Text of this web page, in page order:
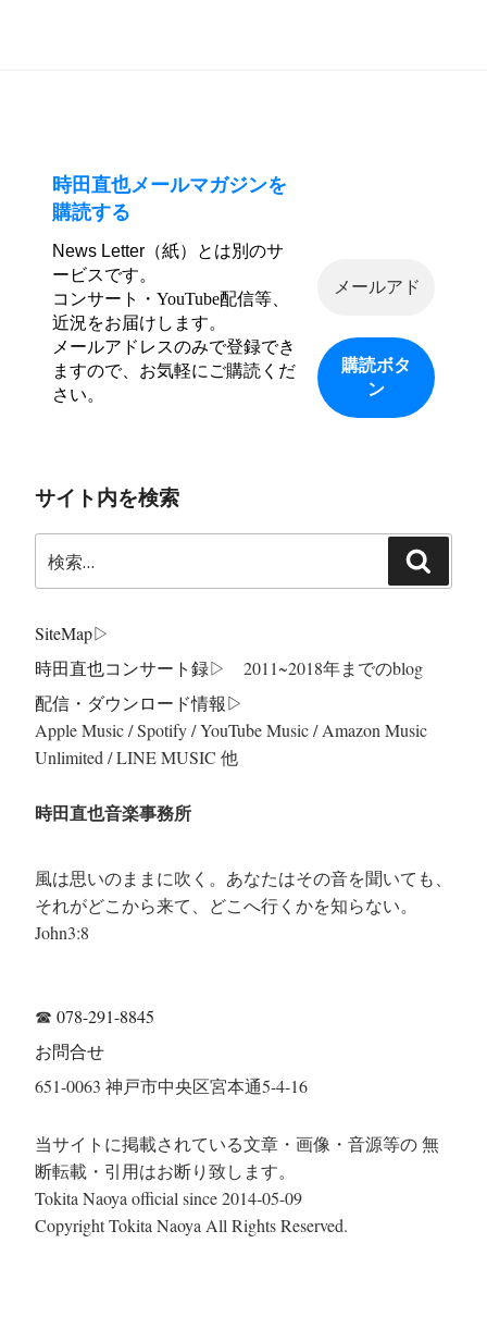
時田直也メールマガジンを
購読する
News Letter（紙）とは別のサ
ービスです。
コンサート・YouTube配信等、
近況をお届けします。
メールアドレスのみで登録でき
ますので、お気軽にご購読くだ
さい。
サイト内を検索
索:
索
SiteMap▷
時田直也コンサート録▷ 2011~2018年までのblog
配信・ダウンロード情報▷
Apple Music / Spotify / YouTube Music / Amazon Music
Unlimited / LINE MUSIC 他
時田直也音楽事務所
風は思いのままに吹く。あなたはその音を聞いても、
それがどこから来て、どこへ行くかを知らない。
John3:8
☎ 078-291-8845
お問合せ
651-0063 神戸市中央区宮本通5-4-16
当サイトに掲載されている文章・画像・音源等の 無
断転載・引用はお断り致します。
Tokita Naoya official since 2014-05-09
Copyright Tokita Naoya All Rights Reserved.